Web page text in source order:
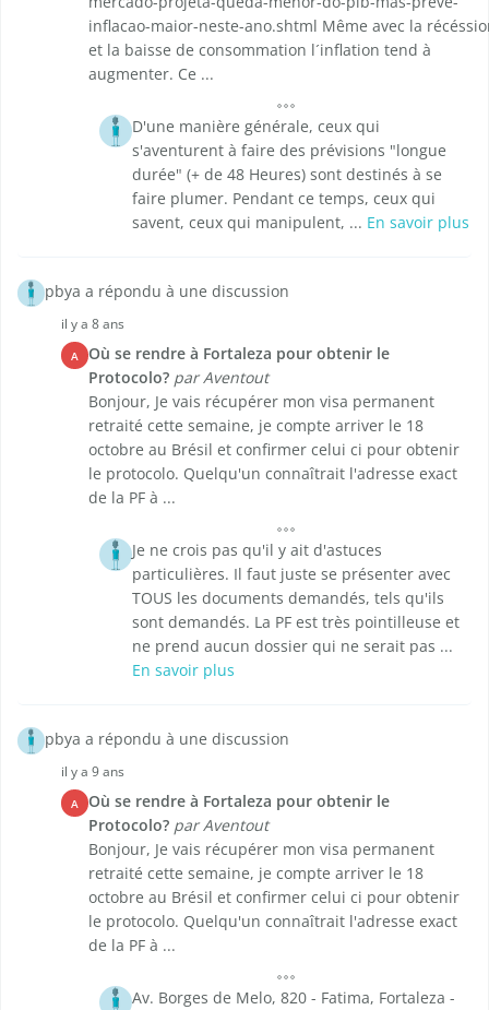
inflacao-maior-neste-ano.shtml Même avec la
et la baisse de consommation l´inflation tend à
augmenter. Ce ...
D'une manière générale, ceux qui
s'aventurent à faire des prévisions "longue
durée" (+ de 48 Heures) sont destinés à se
faire plumer. Pendant ce temps, ceux qui
savent, ceux qui manipulent, ... En savoir plus
pbya a répondu à une discussion
il y a 8 ans
A
Où se rendre à Fortaleza pour obtenir le
Protocolo? par Aventout
Bonjour, Je vais récupérer mon visa permanent
retraité cette semaine, je compte arriver le 18
octobre au Brésil et confirmer celui ci pour obtenir
le protocolo. Quelqu'un connaîtrait l'adresse exact
de la PF à ...
Je ne crois pas qu'il y ait d'astuces
particulières. Il faut juste se présenter avec
TOUS les documents demandés, tels qu'ils
sont demandés. La PF est très pointilleuse et
ne prend aucun dossier qui ne serait pas ...
En savoir plus
pbya a répondu à une discussion
il y a 9 ans
A
Où se rendre à Fortaleza pour obtenir le
Protocolo? par Aventout
Bonjour, Je vais récupérer mon visa permanent
retraité cette semaine, je compte arriver le 18
octobre au Brésil et confirmer celui ci pour obtenir
le protocolo. Quelqu'un connaîtrait l'adresse exact
de la PF à ...
Av. Borges de Melo, 820 - Fatima, Fortaleza -